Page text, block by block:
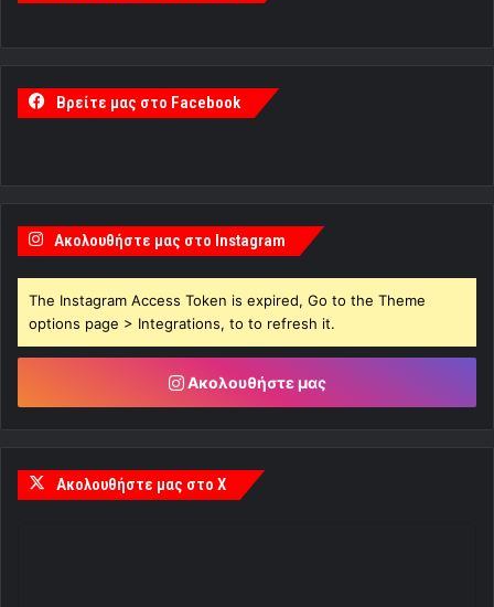
Βρείτε μας στο Facebook
Ακολουθήστε μας στο Instagram
The Instagram Access Token is expired, Go to the Theme
options page > Integrations, to to refresh it.
Ακολουθήστε μας
Ακολουθήστε μας στο X